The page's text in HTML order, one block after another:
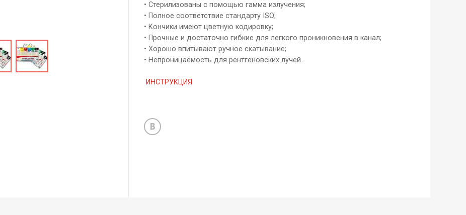
• Стерилизованы с помощью гамма излучения;
• Полное соответствие стандарту ISO;
• Кончики имеют цветную кодировку;
• Прочные и достаточно гибкие для легкого проникновения в канал;
• Хорошо впитывают ручное скатывание;
• Непроницаемость для рентгеновских лучей.
ИНСТРУКЦИЯ